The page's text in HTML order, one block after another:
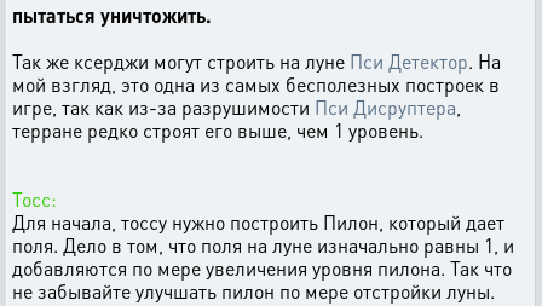
пытаться уничтожить.
Так же ксерджи могут строить на луне Пси Детектор. На
мой взгляд, это одна из самых бесполезных построек в
игре, так как из-за разрушимости Пси Дисруптера
терране редко строят его выше, чем 1 уровень.
Тосс:
Для начала, тоссу нужно построить Пилон, который дает
поля. Дело в том, что поля на луне изначально равны 1, и
добавляются по мере увеличения уровня пилона. Так что
не забывайте улучшать пилон по мере отстройки луны.